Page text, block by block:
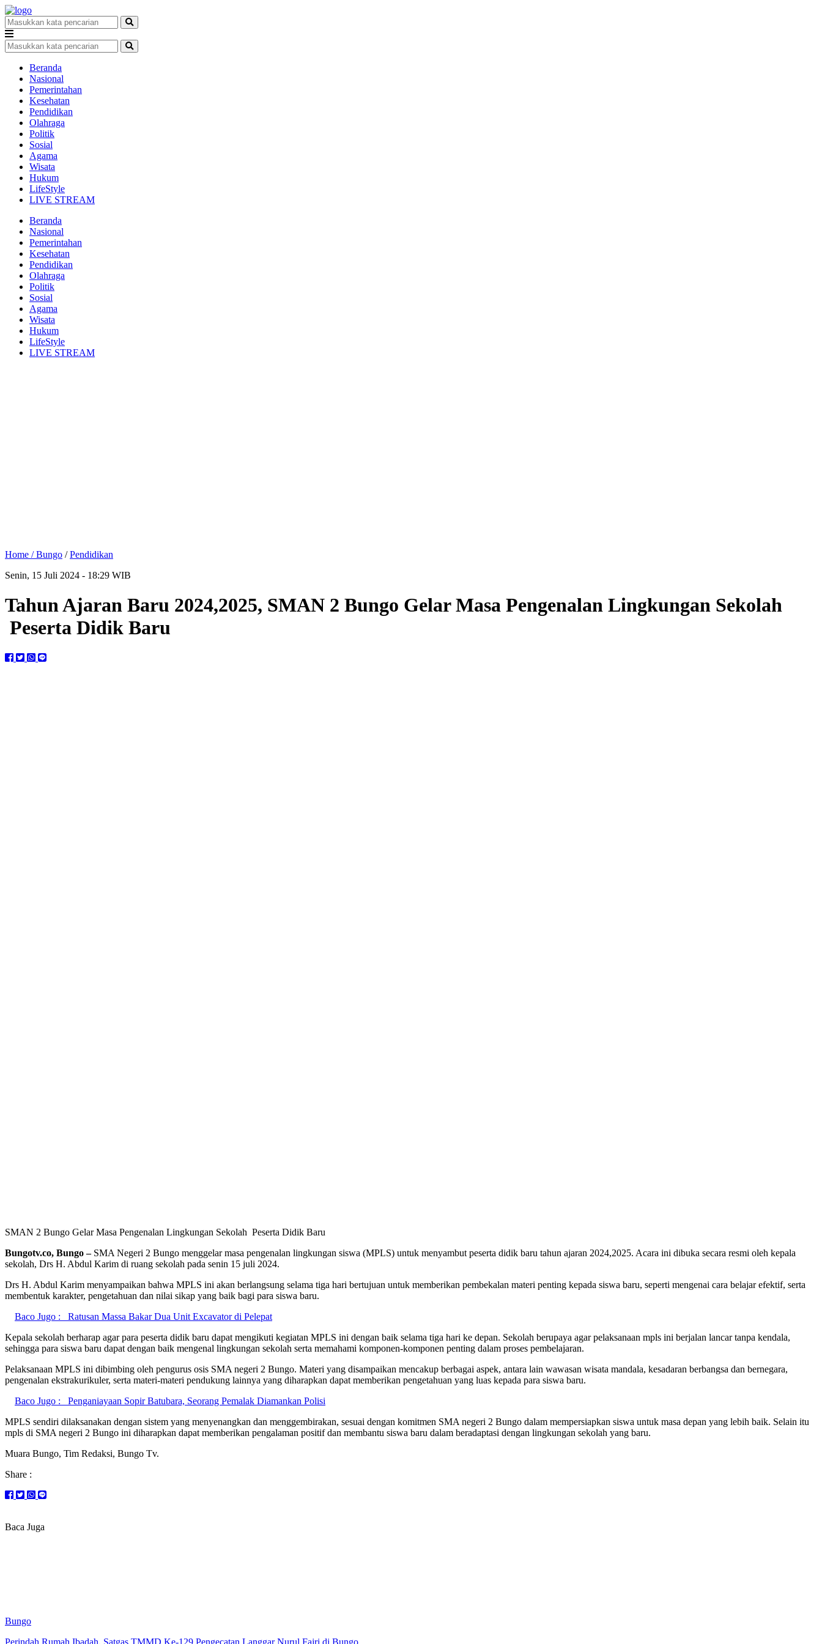
Beranda
Nasional
Pemerintahan
Kesehatan
Pendidikan
Olahraga
Politik
Sosial
Agama
Wisata
Hukum
LifeStyle
LIVE STREAM
Beranda
Nasional
Pemerintahan
Kesehatan
Pendidikan
Olahraga
Politik
Sosial
Agama
Wisata
Hukum
LifeStyle
LIVE STREAM
Home /Bungo /Pendidikan
Senin, 15 Juli 2024 - 18:29 WIB
Tahun Ajaran Baru 2024,2025, SMAN 2 Bungo Gelar Masa Pengenalan Lingkungan Sekolah
Peserta Didik Baru
SMAN 2 Bungo Gelar Masa Pengenalan Lingkungan Sekolah Peserta Didik Baru
Bungotv.co, Bungo –SMA Negeri 2 Bungo menggelar masa pengenalan lingkungan siswa (MPLS) untuk menyambut peserta didik baru tahun ajaran 2024,2025. Acara ini dibuka secara resmi oleh kepala
sekolah, Drs H. Abdul Karim di ruang sekolah pada senin 15 juli 2024.
Drs H. Abdul Karim menyampaikan bahwa MPLS ini akan berlangsung selama tiga hari bertujuan untuk memberikan pembekalan materi penting kepada siswa baru, seperti mengenai cara belajar efektif, serta
membentuk karakter, pengetahuan dan nilai sikap yang baik bagi para siswa baru.
Baco Jugo :
Ratusan Massa Bakar Dua Unit Excavator di Pelepat
Kepala sekolah berharap agar para peserta didik baru dapat mengikuti kegiatan MPLS ini dengan baik selama tiga hari ke depan. Sekolah berupaya agar pelaksanaan mpls ini berjalan lancar tanpa kendala,
sehingga para siswa baru dapat dengan baik mengenal lingkungan sekolah serta memahami komponen-komponen penting dalam proses pembelajaran.
Pelaksanaan MPLS ini dibimbing oleh pengurus osis SMA negeri 2 Bungo. Materi yang disampaikan mencakup berbagai aspek, antara lain wawasan wisata mandala, kesadaran berbangsa dan bernegara,
pengenalan ekstrakurikuler, serta materi-materi pendukung lainnya yang diharapkan dapat memberikan pengetahuan yang luas kepada para siswa baru.
Baco Jugo :
Penganiayaan Sopir Batubara, Seorang Pemalak Diamankan Polisi
MPLS sendiri dilaksanakan dengan sistem yang menyenangkan dan menggembirakan, sesuai dengan komitmen SMA negeri 2 Bungo dalam mempersiapkan siswa untuk masa depan yang lebih baik. Selain itu
mpls di SMA negeri 2 Bungo ini diharapkan dapat memberikan pengalaman positif dan membantu siswa baru dalam beradaptasi dengan lingkungan sekolah yang baru.
Muara Bungo, Tim Redaksi, Bungo Tv.
Share :
Baca Juga
Bungo